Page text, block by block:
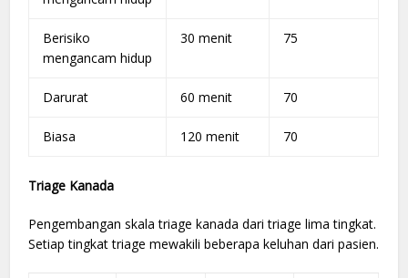
Berisiko
mengancam hidup
30 menit 75
Darurat 60 menit 70
Biasa 120 menit 70
Triage Kanada
Pengembangan skala triage kanada dari triage lima tingkat.
Setiap tingkat triage mewakili beberapa keluhan dari pasien.